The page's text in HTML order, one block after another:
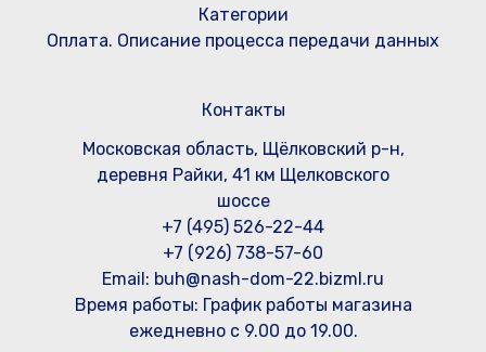
Категории
Оплата. Описание процесса передачи данных
Контакты
Московская область, Щёлковский р-н,
деревня Райки, 41 км Щелковского
шоссе
+7 (495) 526-22-44
+7 (926) 738-57-60
Email: buh@nash-dom-22.bizml.ru
Время работы: График работы магазина
ежедневно с 9.00 до 19.00.